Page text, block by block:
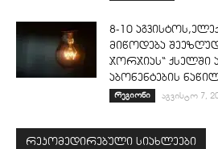
8-10
მიწოდება
ჯორჯიას“ ქსელში
აბონენტების
რეგიონი აგვისტო 7,
რეკომედირებული სიახლეები